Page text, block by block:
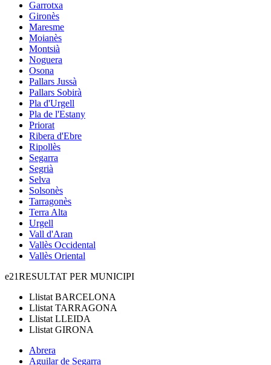
Garrotxa
Gironès
Maresme
Moianès
Montsià
Noguera
Osona
Pallars Jussà
Pallars Sobirà
Pla d'Urgell
Pla de l'Estany
Priorat
Ribera d'Ebre
Ripollès
Segarra
Segrià
Selva
Solsonès
Tarragonès
Terra Alta
Urgell
Vall d'Aran
Vallès Occidental
Vallès Oriental
e21RESULTAT PER MUNICIPI
Llistat BARCELONA
Llistat TARRAGONA
Llistat LLEIDA
Llistat GIRONA
Abrera
Aguilar de Segarra